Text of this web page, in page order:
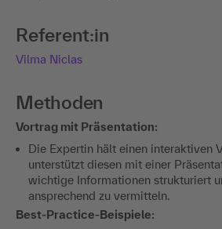
Referent:in
Vilma Niclas
Methoden
Vortrag mit Präsentation:
​Die Expertin hält einen interaktiven
unterstützt diesen mit einer
wichtige Informationen strukturiert
ansprechend zu vermitteln.
​Best-Practice-Beispiele: